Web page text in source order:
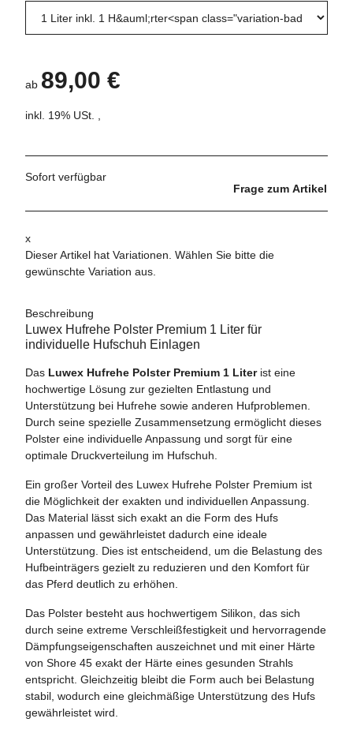
ab 89,00 €
inkl. 19% USt. ,
Sofort verfügbar
Frage zum Artikel
x
Dieser Artikel hat Variationen. Wählen Sie bitte die
gewünschte Variation aus.
Beschreibung
Luwex Hufrehe Polster Premium 1 Liter für
individuelle Hufschuh Einlagen
Das Luwex Hufrehe Polster Premium 1 Literist eine
hochwertige Lösung zur gezielten Entlastung und
Unterstützung bei Hufrehe sowie anderen Hufproblemen.
Durch seine spezielle Zusammensetzung ermöglicht dieses
Polster eine individuelle Anpassung und sorgt für eine
optimale Druckverteilung im Hufschuh.
Ein großer Vorteil des Luwex Hufrehe Polster Premium ist
die Möglichkeit der exakten und individuellen Anpassung.
Das Material lässt sich exakt an die Form des Hufs
anpassen und gewährleistet dadurch eine ideale
Unterstützung. Dies ist entscheidend, um die Belastung des
Hufbeinträgers gezielt zu reduzieren und den Komfort für
das Pferd deutlich zu erhöhen.
Das Polster besteht aus hochwertigem Silikon, das sich
durch seine extreme Verschleißfestigkeit und hervorragende
Dämpfungseigenschaften auszeichnet und mit einer Härte
von Shore 45 exakt der Härte eines gesunden Strahls
entspricht. Gleichzeitig bleibt die Form auch bei Belastung
stabil, wodurch eine gleichmäßige Unterstützung des Hufs
gewährleistet wird.